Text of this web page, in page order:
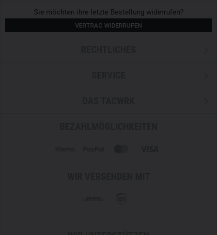
Sie möchten ihre letzte Bestellung widerrufen?
VERTRAG WIDERRUFEN